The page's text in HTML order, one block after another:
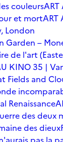
couleurs
et mortART
London
Garden –
de l'art
KINO 35 |
Fields and
Renaissance
des deux
des dieux